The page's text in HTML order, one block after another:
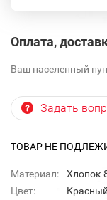
Оплата,
Ваш населенный
Задать
ТОВАР НЕ
Материал:
Хлопок
Цвет:
Красный